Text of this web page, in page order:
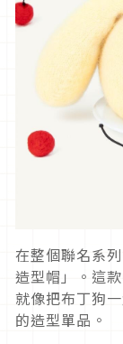
在整個聯名系
造型帽」。這
就像把布丁狗
的造型單品。